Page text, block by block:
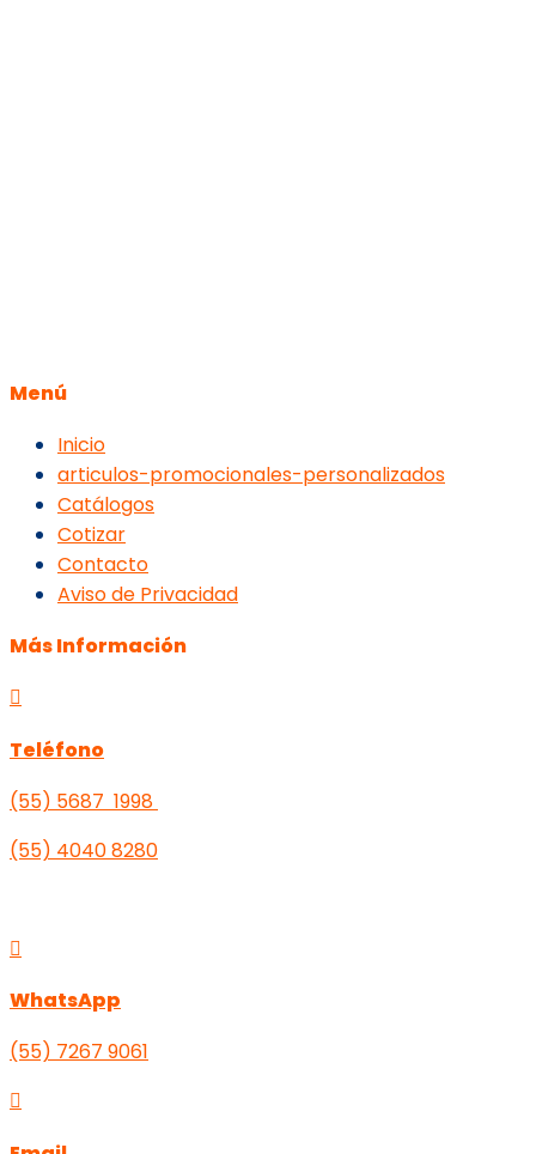
Menú
Inicio
articulos-promocionales-personalizados
Catálogos
Cotizar
Contacto
Aviso de Privacidad
Más Información

Teléfono
(55) 5687 1998
(55) 4040 8280

WhatsApp
(55) 7267 9061
